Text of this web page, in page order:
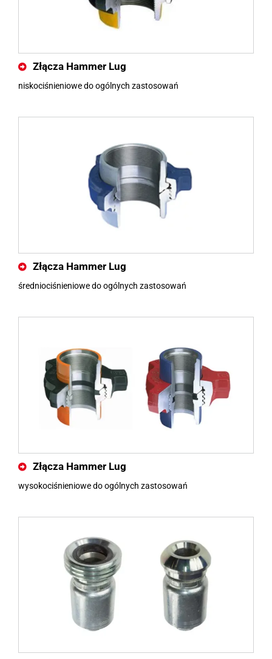
Złącza Hammer Lug
niskociśnieniowe do ogólnych zastosowań
Złącza Hammer Lug
średniociśnieniowe do ogólnych zastosowań
Złącza Hammer Lug
wysokociśnieniowe do ogólnych zastosowań